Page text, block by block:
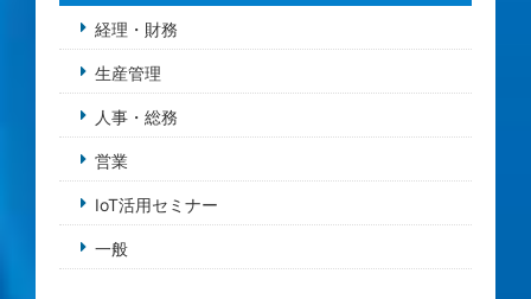
経理・財務
生産管理
人事・総務
営業
IoT活用セミナー
一般